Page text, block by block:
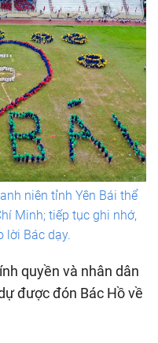
niên tỉnh Yên Bái thể
Minh; tiếp tục ghi nhớ,
lời Bác dạy.
quyền và nhân dân
được đón Bác Hồ về